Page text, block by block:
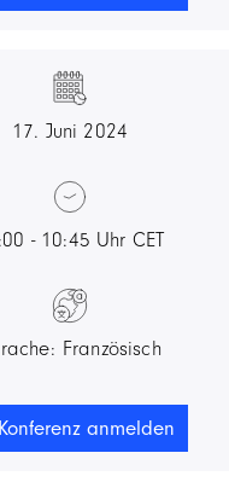
17. Juni 2024
- 10:45 Uhr CET
Französisch
anmelden